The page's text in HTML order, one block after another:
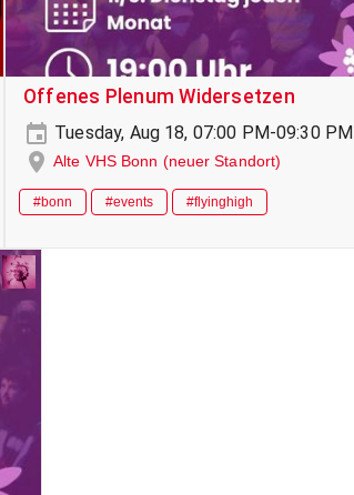
Offenes Plenum Widersetzen
Tuesday, Aug 18, 07:00 PM-09:30 PM
Alte VHS Bonn (neuer Standort)
#bonn #events #flyinghigh